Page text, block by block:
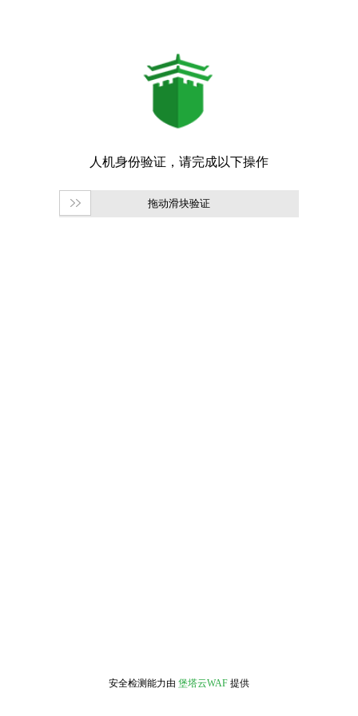
拖动滑块验证
安全检测能力由 堡塔云WAF 提供